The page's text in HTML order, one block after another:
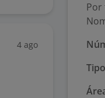
4 ago
Por